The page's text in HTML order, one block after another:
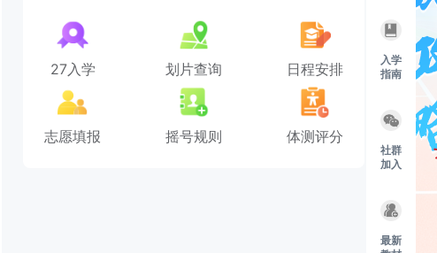
入学
指南
社群
加入
最新
27入学 划片查询 日程安排
志愿填报 摇号规则 体测评分